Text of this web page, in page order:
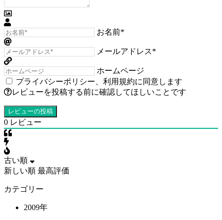
お名前*
メールアドレス*
ホームページ
プライバシーポリシー
利用規約に同意します
レビューを投稿する前に確認してほしいことです
0 レビュー
古い順
新しい順 最高評価
カテゴリー
2009年